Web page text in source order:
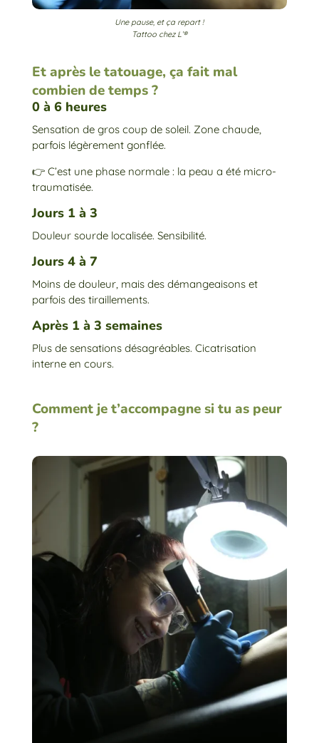
Une pause, et ça repart !
Tattoo chez L’®
Et après le tatouage, ça fait mal
combien de temps ?
0 à 6 heures
Sensation de gros coup de soleil. Zone chaude,
parfois légèrement gonflée.
👉 C’est une phase normale : la peau a été micro-
traumatisée.
Jours 1 à 3
Douleur sourde localisée. Sensibilité.
Jours 4 à 7
Moins de douleur, mais des démangeaisons et
parfois des tiraillements.
Après 1 à 3 semaines
Plus de sensations désagréables. Cicatrisation
interne en cours.
Comment je t’accompagne si tu as peur
?